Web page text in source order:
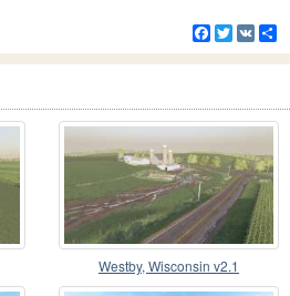
Facebook
Twitter
VK
Westby, Wisconsin v2.1